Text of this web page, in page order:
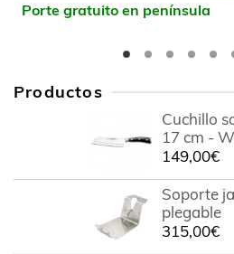
Porte gratuito en península
Productos
Cuchillo
17 cm -
149,00€
Soporte
plegable
315,00€